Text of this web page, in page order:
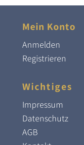
Mein Konto
Anmelden
Registrieren
Wichtiges
Impressum
Datenschutz
AGB